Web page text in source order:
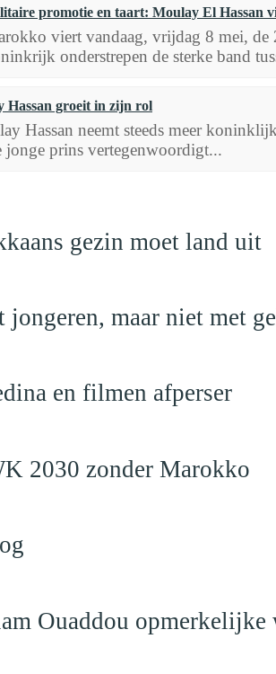
promotie en taart: Moulay El Hassan
viert vandaag, vrijdag 8 mei, de
onderstrepen de sterke band
Hassan groeit in zijn rol
Hassan neemt steeds meer
jonge prins vertegenwoordigt...
gezin moet land uit
maar niet met
en filmen afperser
2030 zonder Marokko
Ouaddou opmerkelijke